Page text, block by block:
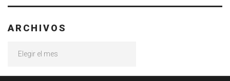
ARCHIVOS